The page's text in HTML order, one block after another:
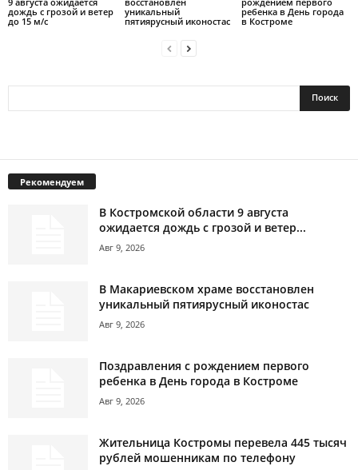
дождь с грозой и ветер
до 15 м/с
уникальный
пятиярусный иконостас
ребенка в День города
в Костроме
Рекомендуем
В Костромской области 9 августа
ожидается дождь с грозой и ветер...
Авг 9, 2026
В Макариевском храме восстановлен
уникальный пятиярусный иконостас
Авг 9, 2026
Поздравления с рождением первого
ребенка в День города в Костроме
Авг 9, 2026
Жительница Костромы перевела 445 тысяч
рублей мошенникам по телефону